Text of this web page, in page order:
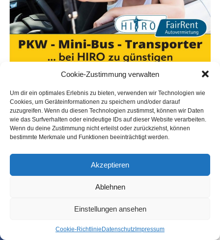
Cookie-Zustimmung verwalten
Um dir ein optimales Erlebnis zu bieten, verwenden wir Technologien wie
Cookies, um Geräteinformationen zu speichern und/oder darauf
zuzugreifen. Wenn du diesen Technologien zustimmst, können wir Daten
wie das Surfverhalten oder eindeutige IDs auf dieser Website verarbeiten.
Wenn du deine Zustimmung nicht erteilst oder zurückziehst, können
bestimmte Merkmale und Funktionen beeinträchtigt werden.
Akzeptieren
Ablehnen
Einstellungen ansehen
Coo­kie-Richt­li­nie Daten­schutz Impres­sum
SHARE TWEET